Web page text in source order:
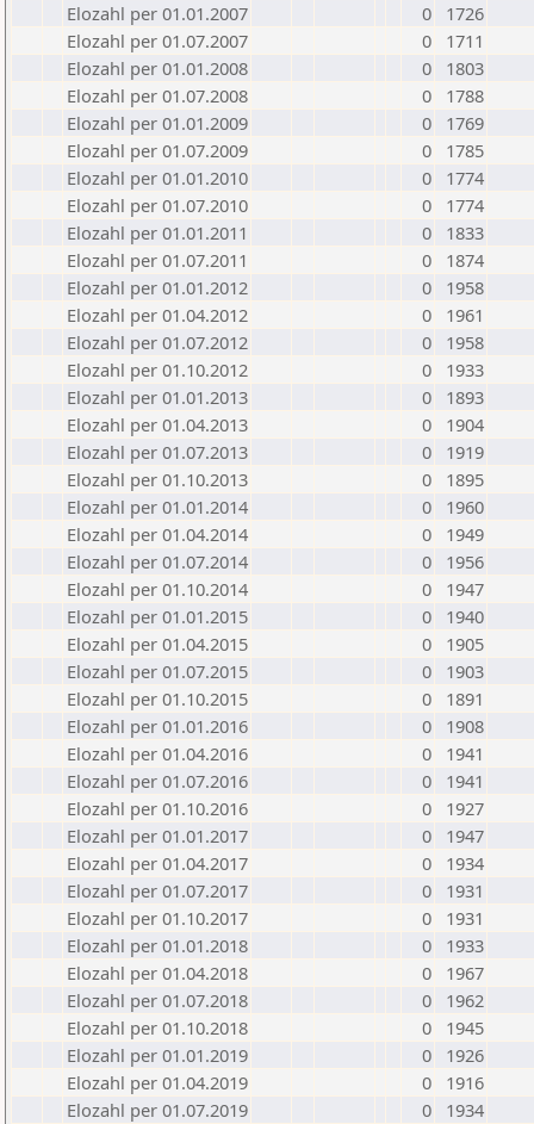
Elozahl per 01.01.2007
0
1726
Elozahl per 01.07.2007
0
1711
Elozahl per 01.01.2008
0
1803
Elozahl per 01.07.2008
0
1788
Elozahl per 01.01.2009
0
1769
Elozahl per 01.07.2009
0
1785
Elozahl per 01.01.2010
0
1774
Elozahl per 01.07.2010
0
1774
Elozahl per 01.01.2011
0
1833
Elozahl per 01.07.2011
0
1874
Elozahl per 01.01.2012
0
1958
Elozahl per 01.04.2012
0
1961
Elozahl per 01.07.2012
0
1958
Elozahl per 01.10.2012
0
1933
Elozahl per 01.01.2013
0
1893
Elozahl per 01.04.2013
0
1904
Elozahl per 01.07.2013
0
1919
Elozahl per 01.10.2013
0
1895
Elozahl per 01.01.2014
0
1960
Elozahl per 01.04.2014
0
1949
Elozahl per 01.07.2014
0
1956
Elozahl per 01.10.2014
0
1947
Elozahl per 01.01.2015
0
1940
Elozahl per 01.04.2015
0
1905
Elozahl per 01.07.2015
0
1903
Elozahl per 01.10.2015
0
1891
Elozahl per 01.01.2016
0
1908
Elozahl per 01.04.2016
0
1941
Elozahl per 01.07.2016
0
1941
Elozahl per 01.10.2016
0
1927
Elozahl per 01.01.2017
0
1947
Elozahl per 01.04.2017
0
1934
Elozahl per 01.07.2017
0
1931
Elozahl per 01.10.2017
0
1931
Elozahl per 01.01.2018
0
1933
Elozahl per 01.04.2018
0
1967
Elozahl per 01.07.2018
0
1962
Elozahl per 01.10.2018
0
1945
Elozahl per 01.01.2019
0
1926
Elozahl per 01.04.2019
0
1916
Elozahl per 01.07.2019
0
1934